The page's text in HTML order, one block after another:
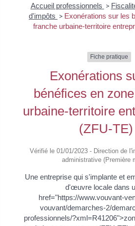
Accueil professionnels >
d'impôts > Exonérations sur les
franche urbaine-territoire
Fiche pratique
Exonérations
bénéfices en
urbaine-territoire
(ZFU-TE)
Vérifié le 01/01/2023 - Direction de
administrative (Première
Une entreprise qui s'implante et
d'œuvre locale dans
href="https://www.vouvant-
vouvant/demarches-2/
professionnels/